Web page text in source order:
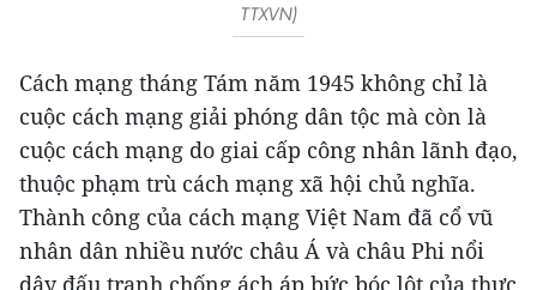
TTXVN)
Cách mạng tháng Tám năm 1945 không chỉ là
cuộc cách mạng giải phóng dân tộc mà còn là
cuộc cách mạng do giai cấp công nhân lãnh đạo,
thuộc phạm trù cách mạng xã hội chủ nghĩa.
Thành công của cách mạng Việt Nam đã cổ vũ
nhân dân nhiều nước châu Á và châu Phi nổi
dậy đấu tranh chống ách áp bức bóc lột của thực